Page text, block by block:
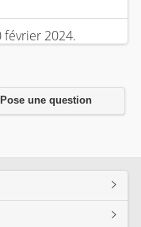
2024.
Pose une question